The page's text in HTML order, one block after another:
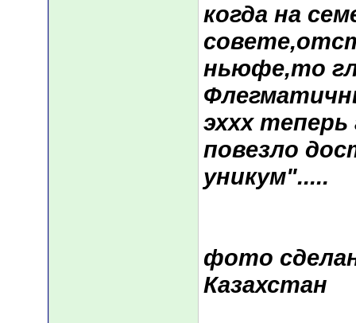
когда на
ньюфе,то
эххх
повезло
уникум".....
фото
Казахстан